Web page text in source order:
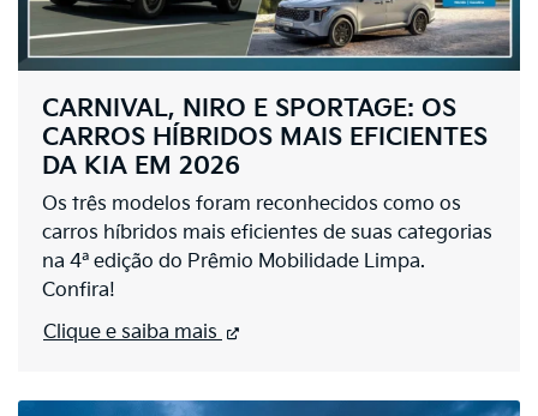
CARNIVAL, NIRO E SPORTAGE: OS
CARROS HÍBRIDOS MAIS EFICIENTES
DA KIA EM 2026
Os três modelos foram reconhecidos como os
carros híbridos mais eficientes de suas categorias
na 4ª edição do Prêmio Mobilidade Limpa.
Confira!
Clique e saiba mais